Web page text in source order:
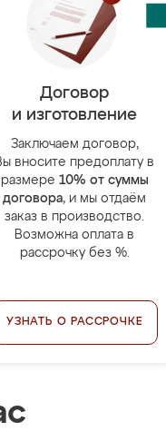
Договор
и изготовление
Заключаем договор,
вносите предоплату в
размере 10% от суммы
договора, и мы отдаём
заказ в производство.
Возможна оплата в
рассрочку без %.
УЗНАТЬ О РАССРОЧКЕ